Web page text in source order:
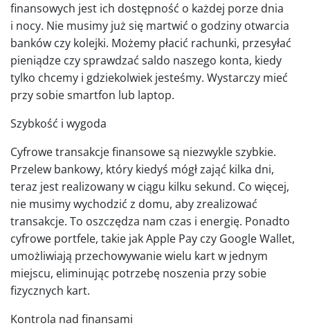
finansowych jest ich dostępność o każdej porze dnia
i nocy. Nie musimy już się martwić o godziny otwarcia
banków czy kolejki. Możemy płacić rachunki, przesyłać
pieniądze czy sprawdzać saldo naszego konta, kiedy
tylko chcemy i gdziekolwiek jesteśmy. Wystarczy mieć
przy sobie smartfon lub laptop.
Szybkość i wygoda
Cyfrowe transakcje finansowe są niezwykle szybkie.
Przelew bankowy, który kiedyś mógł zająć kilka dni,
teraz jest realizowany w ciągu kilku sekund. Co więcej,
nie musimy wychodzić z domu, aby zrealizować
transakcje. To oszczędza nam czas i energię. Ponadto
cyfrowe portfele, takie jak Apple Pay czy Google Wallet,
umożliwiają przechowywanie wielu kart w jednym
miejscu, eliminując potrzebę noszenia przy sobie
fizycznych kart.
Kontrola nad finansami